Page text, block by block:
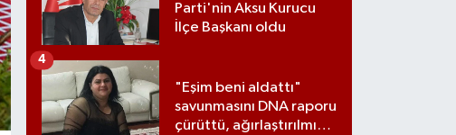
Parti'nin Aksu Kurucu
İlçe Başkanı oldu
"Eşim beni aldattı"
savunmasını DNA raporu
çürüttü, ağırlaştırılmış
4